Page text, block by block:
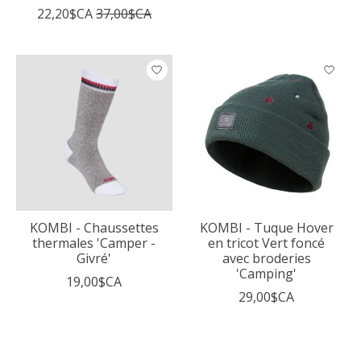
22,20$CA37,00$CA
KOMBI - Chaussettes
thermales 'Camper -
Givré'
19,00$CA
KOMBI - Tuque Hover
en tricot Vert foncé
avec broderies
'Camping'
29,00$CA